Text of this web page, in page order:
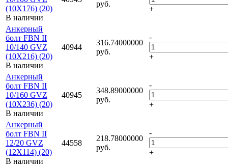
(10X176) (20)
В наличии
руб.
+
Анкерный
болт FBN II
10/140 GVZ
(10X216) (20)
В наличии
40944
316.74000000
руб.
-
+
Анкерный
болт FBN II
10/160 GVZ
(10X236) (20)
В наличии
40945
348.89000000
руб.
-
+
Анкерный
болт FBN II
12/20 GVZ
(12X114) (20)
В наличии
44558
218.78000000
руб.
-
+